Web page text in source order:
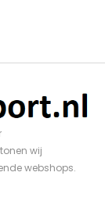
wij
webshops.